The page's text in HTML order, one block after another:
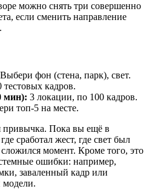
можно снять три совершенно
если сменить направление
Выбери фон (стена, парк), свет.
тестовых кадров.
мин): 3 локации, по 100 кадров.
топ-5 на месте.
привычка. Пока вы ещё в
сработал жест, где свет был
сложился момент. Кроме того, это
ошибки: например,
заваленный кадр или
модели.